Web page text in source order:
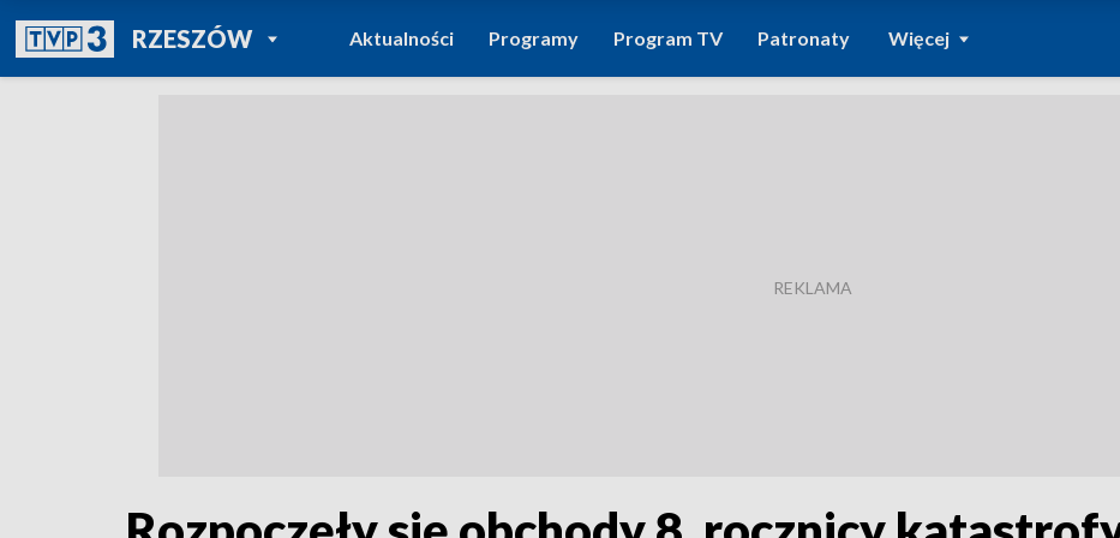
RZESZÓWPOWRÓT DO
TVP REGIONY
Aktualności Programy Program TV Patronaty Więcej